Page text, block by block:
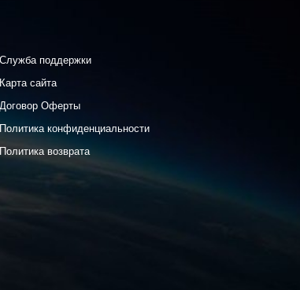
Служба поддержки
Карта сайта
Договор Оферты
Политика конфиденциальности
Политика возврата